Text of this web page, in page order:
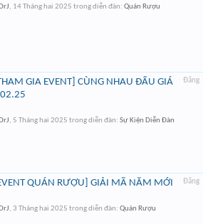
DrJ, 14 Tháng hai 2025 trong diễn đàn: Quán Rượu
Đăng
GIA EVENT] CÙNG NHAU ĐẤU GIÁ
DrJ, 5 Tháng hai 2025 trong diễn đàn: Sự Kiện Diễn Đàn
Đăng
QUÁN RƯỢU] GIẢI MÃ NĂM MỚI
DrJ, 3 Tháng hai 2025 trong diễn đàn: Quán Rượu